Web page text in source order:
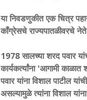
या निवडणुकीत एक चित्र
काँग्रेसचे राज्यपातळीवरचे
1978 सालच्या शरद पवार
कार्यकर्त्यांना 'आगामी
पवार यांना विशाल पाटील
असल्यामुळे त्यांना विशाल